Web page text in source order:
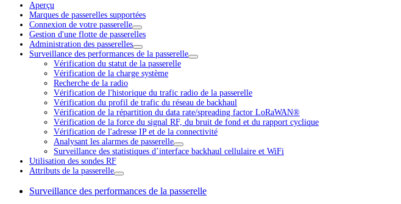
Aperçu
Marques de passerelles supportées
Connexion de votre passerelle
Gestion d'une flotte de passerelles
Administration des passerelles
Surveillance des performances de la passerelle
Vérification du statut de la passerelle
Vérification de la charge système
Recherche de la radio
Vérification de l'historique du trafic radio de la passerelle
Vérification du profil de trafic du réseau de backhaul
Vérification de la répartition du data rate/spreading factor LoRaWAN®
Vérification de la force du signal RF, du bruit de fond et du rapport cyclique
Vérification de l'adresse IP et de la connectivité
Analysant les alarmes de passerelle
Surveillance des statistiques d’interface backhaul cellulaire et WiFi
Utilisation des sondes RF
Attributs de la passerelle
Surveillance des performances de la passerelle